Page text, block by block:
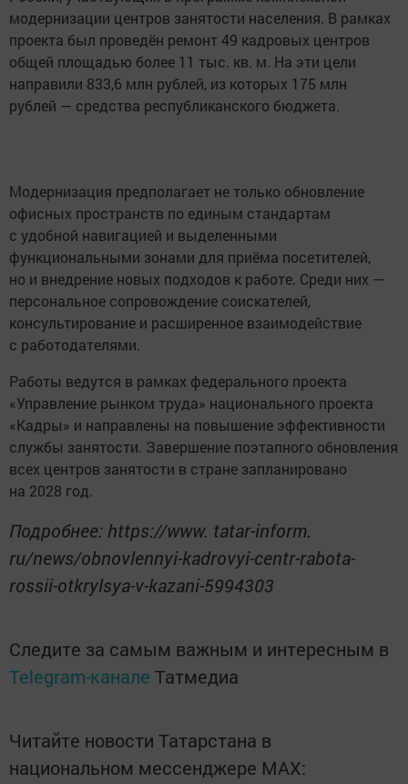
модернизации центров занятости населения. В рамках
проекта был проведён ремонт 49 кадровых центров
общей площадью более 11 тыс. кв. м. На эти цели
направили 833,6 млн рублей, из которых 175 млн
рублей — средства республиканского бюджета.
Модернизация предполагает не только обновление
офисных пространств по единым стандартам
с удобной навигацией и выделенными
функциональными зонами для приёма посетителей,
но и внедрение новых подходов к работе. Среди них —
персональное сопровождение соискателей,
консультирование и расширенное взаимодействие
с работодателями.
Работы ведутся в рамках федерального проекта
«Управление рынком труда» национального проекта
«Кадры» и направлены на повышение эффективности
службы занятости. Завершение поэтапного обновления
всех центров занятости в стране запланировано
на 2028 год.
Подробнее: https://www. tatar-inform.
ru/news/obnovlennyi-kadrovyi-centr-rabota-
rossii-otkrylsya-v-kazani-5994303
Следите за самым важным и интересным в
Telegram-канале Татмедиа
Читайте новости Татарстана в
национальном мессенджере MАХ: